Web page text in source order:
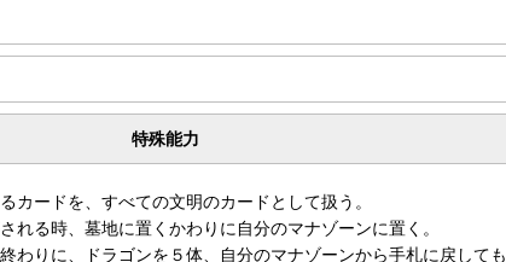
特殊能力
カードを、すべての文明のカードとして扱う。
れる時、墓地に置くかわりに自分のマナゾーンに置く。
わりに、ドラゴンを５体、自分のマナゾーンから手札に戻しても